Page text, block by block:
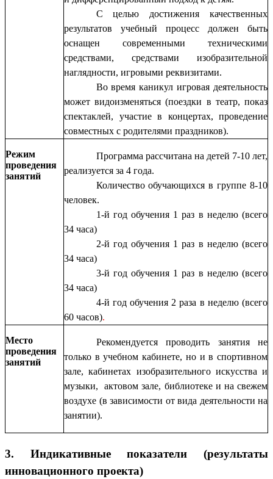
С целью достижения качественных
результатов учебный процесс должен быть
оснащен современными техническими
средствами, средствами изобразительной
наглядности, игровыми реквизитами.
Во время каникул игровая деятельность
может видоизменяться (поездки в театр, показ
спектаклей, участие в концертах, проведение
совместных с родителями праздников).
Режим
проведения
занятий
Программа рассчитана на детей 7-10 лет,
реализуется за 4 года.
Количество обучающихся в группе 8-10
человек.
1-й год обучения 1 раз в неделю (всего
34 часа)
2-й год обучения 1 раз в неделю (всего
34 часа)
3-й год обучения 1 раз в неделю (всего
34 часа)
4-й год обучения 2 раза в неделю (всего
60 часов).
Место
проведения
занятий
Рекомендуется проводить занятия не
только в учебном кабинете, но и в спортивном
зале, кабинетах изобразительного искусства и
музыки, актовом зале, библиотеке и на свежем
воздухе (в зависимости от вида деятельности на
занятии).
3. Индикативные показатели (результаты
инновационного проекта)